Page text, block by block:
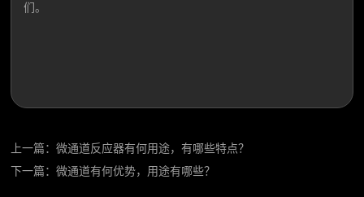
们。
上一篇：微通道反应器有何用途，有哪些特点？
下一篇：​微通道有何优势，用途有哪些？